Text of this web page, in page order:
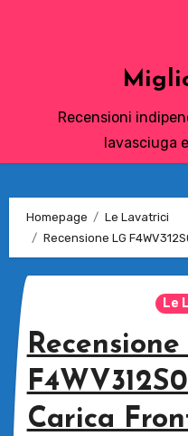
Recensioni
lavasciuga
Homepage
Le Lavatrici
Recensione LG
Le
Recensione
Carica